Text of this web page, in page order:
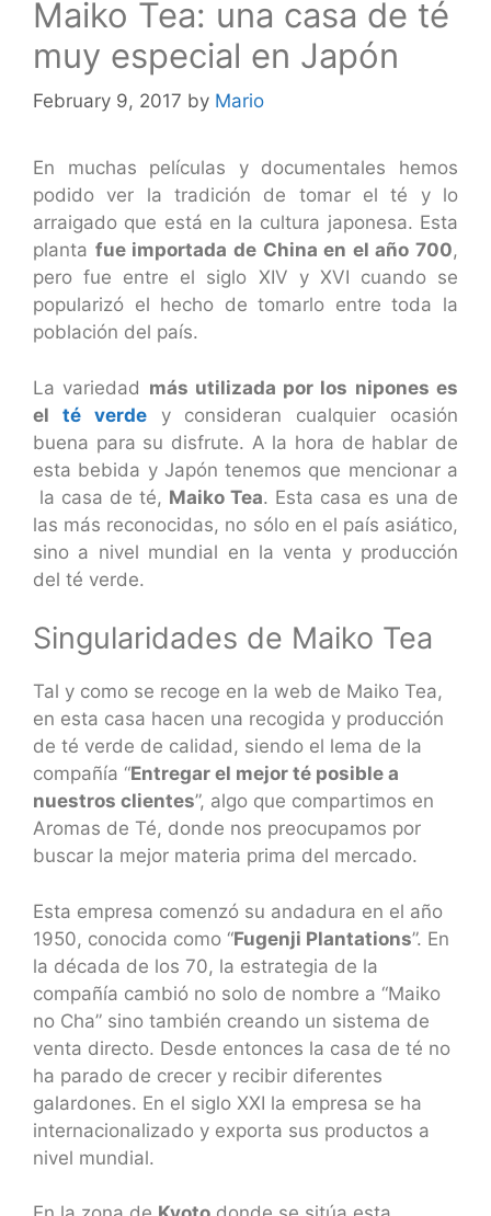
Maiko Tea: una casa de té
muy especial en Japón
February 9, 2017 by Mario
En muchas películas y documentales hemos
podido ver la tradición de tomar el té y lo
arraigado que está en la cultura japonesa. Esta
planta fue importada de China en el año 700,
pero fue entre el siglo XIV y XVI cuando se
popularizó el hecho de tomarlo entre toda la
población del país.
La variedad más utilizada por los nipones es
el té verdey consideran cualquier ocasión
buena para su disfrute. A la hora de hablar de
esta bebida y Japón tenemos que mencionar a
la casa de té, Maiko Tea. Esta casa es una de
las más reconocidas, no sólo en el país asiático,
sino a nivel mundial en la venta y producción
del té verde.
Singularidades de Maiko Tea
Tal y como se recoge en la web de Maiko Tea,
en esta casa hacen una recogida y producción
de té verde de calidad, siendo el lema de la
compañía “Entregar el mejor té posible a
nuestros clientes”, algo que compartimos en
Aromas de Té, donde nos preocupamos por
buscar la mejor materia prima del mercado.
Esta empresa comenzó su andadura en el año
1950, conocida como “Fugenji Plantations”. En
la década de los 70, la estrategia de la
compañía cambió no solo de nombre a “Maiko
no Cha” sino también creando un sistema de
venta directo. Desde entonces la casa de té no
ha parado de crecer y recibir diferentes
galardones. En el siglo XXI la empresa se ha
internacionalizado y exporta sus productos a
nivel mundial.